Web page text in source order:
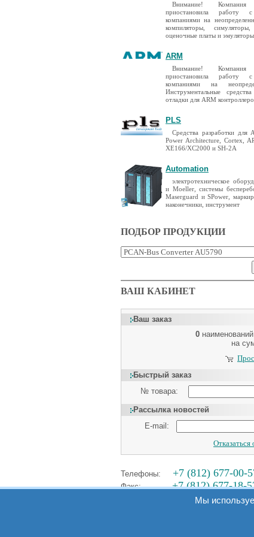
Мы
Внимание!
приостановила работу
компаниями на
компиляторы,
оценочные платы и эмуляторы
ARM
Внимание!
приостановила работу
компаниями на
Инструментальные
отладки для ARM
PLS
Средства разработки для
Power Architecture, Cortex,
XE166/XC2000 и SH-2A
Automation
электротехническое
и Moeller, системы
Maserguard и SPower,
наконечники, инструмент
ПОДБОР ПРОДУКЦИИ
ВАШ КАБИНЕТ
Ваш заказ
0
на
Быстрый заказ
№ товара:
Рассылка новостей
E-mail:
Отказаться
Телефоны: +7 (812) 677-00-
Факс:+7 (812) 677-18-